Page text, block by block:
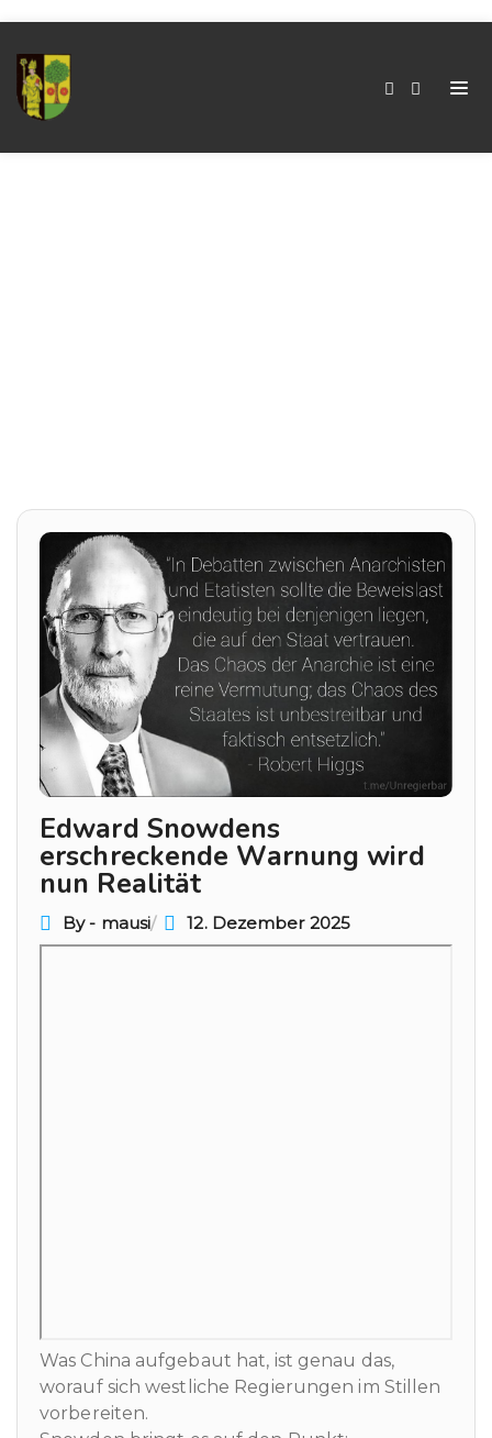
Edward Snowdens
Warnung Wird Nun
Edward Snowdens
erschreckende Warnung wird
nun Realität
By - mausi 12. Dezember 2025
Was China aufgebaut hat, ist genau das,
worauf sich westliche Regierungen im Stillen
vorbereiten.
Beitragsnavigation